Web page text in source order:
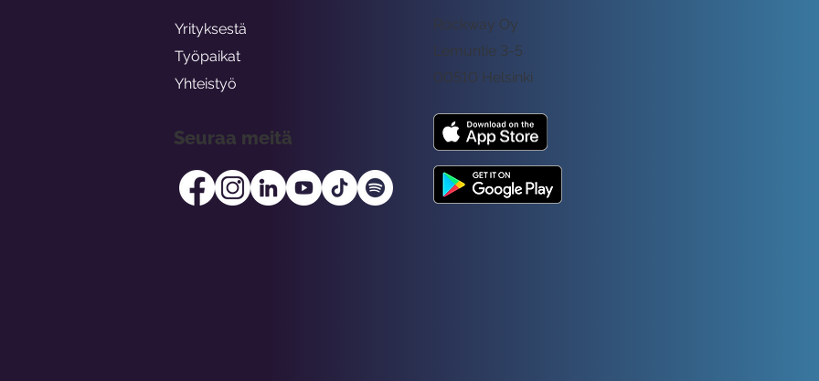
Rockway Oy
Lemuntie 3-5
00510 Helsinki
Yrityksestä
Työpaikat
Yhteistyö
Seuraa meitä